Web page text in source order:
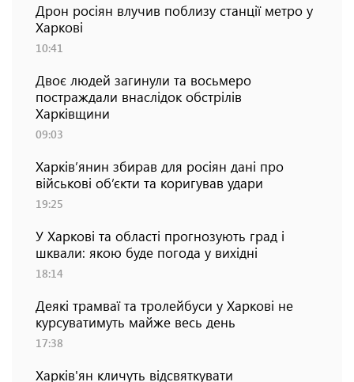
Дрон росіян влучив поблизу станції метро у
Харкові
10:41
Двоє людей загинули та восьмеро
постраждали внаслідок обстрілів
Харківщини
09:03
Харків’янин збирав для росіян дані про
військові об’єкти та коригував удари
19:25
У Харкові та області прогнозують град і
шквали: якою буде погода у вихідні
18:14
Деякі трамваї та тролейбуси у Харкові не
курсуватимуть майже весь день
17:38
Харків'ян кличуть відсвяткувати